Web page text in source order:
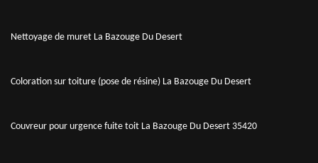
Nettoyage de muret La Bazouge Du Desert
Coloration sur toiture (pose de résine) La Bazouge Du Desert
Couvreur pour urgence fuite toit La Bazouge Du Desert 35420